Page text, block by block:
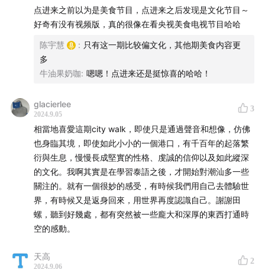
点进来之前以为是美食节目，点进来之后发现是文化节目～
好奇有没有视频版，真的很像在看央视美食电视节目哈哈
陈宇慧 : 只有这一期比较偏文化，其他期美食内容更
多
牛油果奶咖: 嗯嗯！点进来还是挺惊喜的哈哈！
glacierlee
2024.9.05
3
相當地喜愛這期city walk，即使只是通過聲音和想像，仿佛
也身臨其境，即使如此小小的一個港口，有千百年的起落繁
衍與生息，慢慢長成堅實的性格、虔誠的信仰以及如此縱深
的文化。我啊其實是在學習泰語之後，才開始對潮汕多一些
關注的。就有一個很妙的感受，有時候我們用自己去體驗世
界，有時候又是返身回來，用世界再度認識自己。謝謝田
螺，聽到好幾處，都有突然被一些龐大和深厚的東西打通時
空的感動。
天高
2024.9.06
2